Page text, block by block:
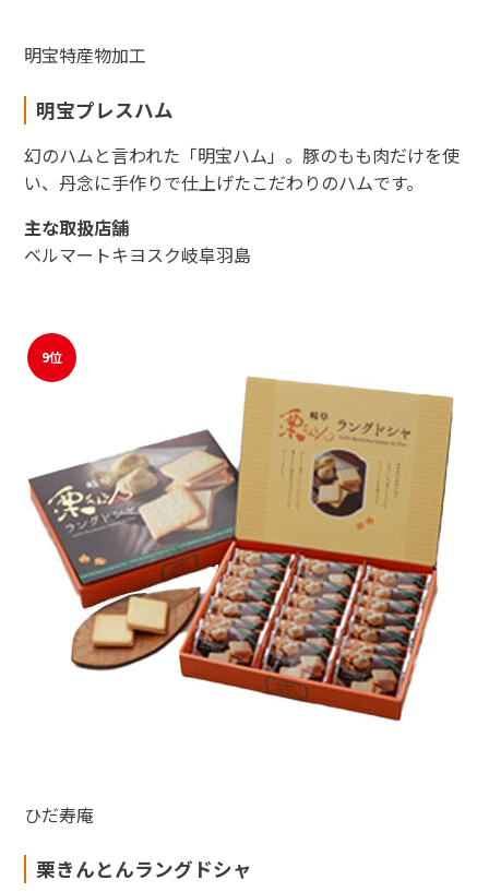
明宝特産物加工
明宝プレスハム
幻のハムと言われた「明宝ハム」。豚のもも肉だけを使
い、丹念に手作りで仕上げたこだわりのハムです。
主な取扱店舗
ベルマートキヨスク岐阜羽島
9位
ひだ寿庵
栗きんとんラングドシャ